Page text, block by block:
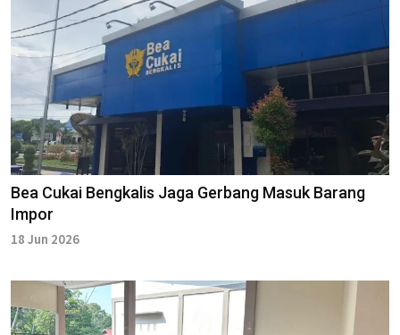
Bea Cukai Bengkalis Jaga Gerbang Masuk Barang
Impor
18 Jun 2026